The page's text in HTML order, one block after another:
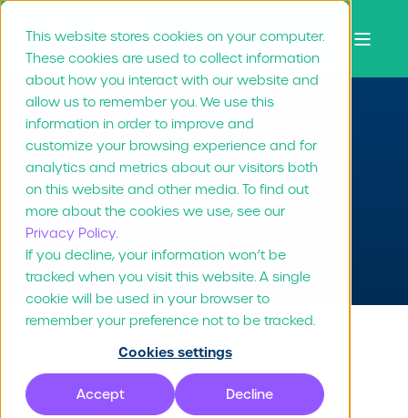
This website stores cookies on your computer.
These cookies are used to collect information
about how you interact with our website and
allow us to remember you. We use this
information in order to improve and
customize your browsing experience and for
analytics and metrics about our visitors both
on this website and other media. To find out
more about the cookies we use, see our
Privacy Policy.
If you decline, your information won’t be
tracked when you visit this website. A single
cookie will be used in your browser to
remember your preference not to be tracked.
Cookies settings
Accept Decline
Contact
Zeg Hallo 👋